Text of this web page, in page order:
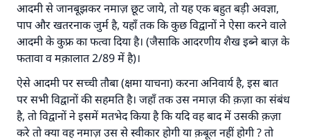
आदमी से जानबूझकर नमाज़ छूट जाये, तो यह एक बहुत बड़ी अवज्ञा,
पाप और खतरनाक जुर्म है, यहाँ तक कि कुछ विद्वानों ने ऐसा करने वाले
आदमी के कुफ्र का फत्वा दिया है। (जैसाकि आदरणीय शैख इब्ने बाज़ के
फतावा व मक़ालात 2/89 में है)।
ऐसे आदमी पर सच्ची तौबा (क्षमा याचना) करना अनिवार्य है, इस बात
पर सभी विद्वानों की सहमति है। जहाँ तक उस नमाज़ की क़ज़ा का संबंध
है, तो विद्वानों ने इसमें मतभेद किया है कि यदि वह बाद में उसकी क़ज़ा
करे तो क्या वह नमाज़ उस से स्वीकार होगी या क़बूल नहीं होगी ? तो